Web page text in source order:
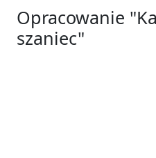
Opracowanie
szaniec"